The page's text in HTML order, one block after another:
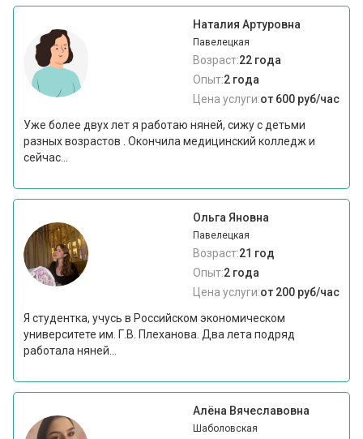
Наталия Артуровна
Павелецкая
Возраст:22 года
Опыт:2 года
Цена услуги:от 600 руб/час
Уже более двух лет я работаю няней, сижу с детьми
разных возрастов . Окончила медицинский колледж и
сейчас...
Ольга Яновна
Павелецкая
Возраст:21 год
Опыт:2 года
Цена услуги:от 200 руб/час
Я студентка, учусь в Российском экономическом
университете им. Г.В. Плеханова. Два лета подряд
работала няней...
Алёна Вячеславовна
Шаболовская